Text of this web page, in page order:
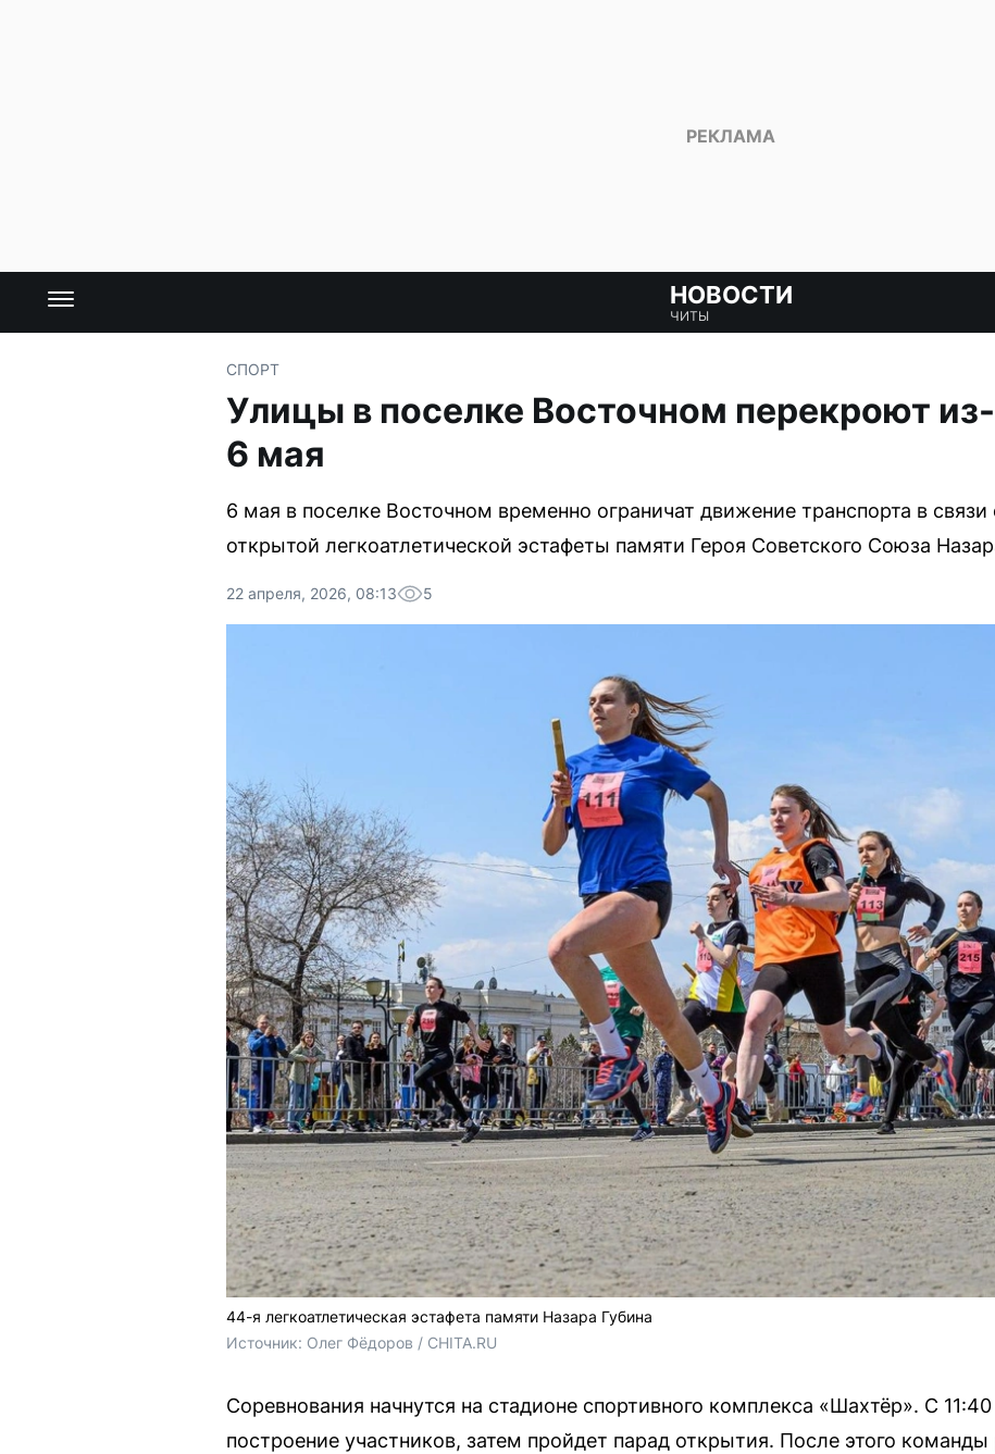
НОВОСТИ
ЧИТЫ
СПОРТ
Улицы в поселке Восточном перекроют
6 мая
6 мая в поселке Восточном временно ограничат движение транспорта в
открытой легкоатлетической эстафеты памяти Героя Советского Союза
22 апреля, 2026, 08:13 5
44-я легкоатлетическая эстафета памяти Назара Губина
Источник: Олег Фёдоров / CHITA.RU
Соревнования начнутся на стадионе спортивного комплекса «Шахтёр». С 11:40
построение участников, затем пройдет парад открытия. После этого команды